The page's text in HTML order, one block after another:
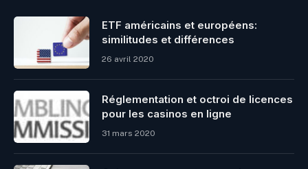
ETF américains et européens:
similitudes et différences
26 avril 2020
Réglementation et octroi de licences
pour les casinos en ligne
31 mars 2020